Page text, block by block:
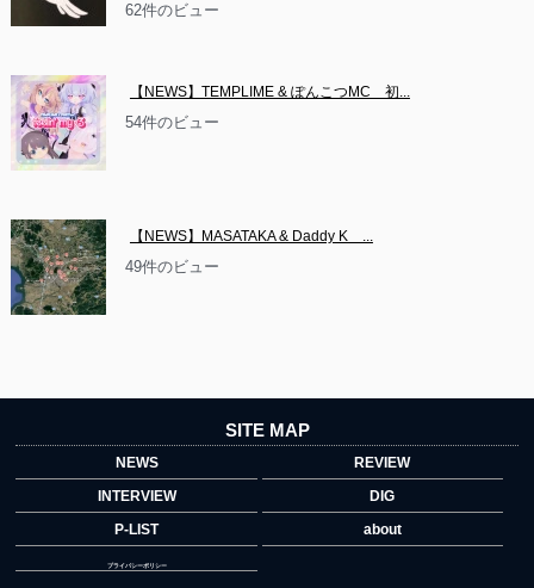
62件のビュー
【NEWS】TEMPLIME & ぽんこつMC　初...
54件のビュー
【NEWS】MASATAKA & Daddy K　...
49件のビュー
SITE MAP
NEWS
REVIEW
INTERVIEW
DIG
P-LIST
about
プライバシーポリシー